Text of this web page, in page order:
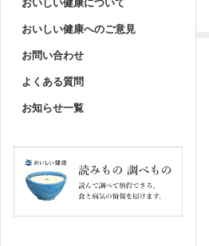
おいしい健康へのご意見
お問い合わせ
よくある質問
お知らせ一覧